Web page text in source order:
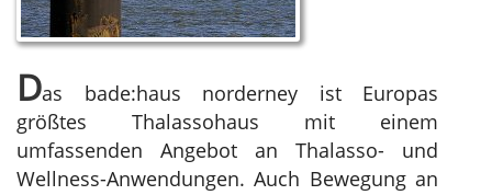
Das bade:haus norderney ist Europas
größtes Thalassohaus mit einem
umfassenden Angebot an Thalasso- und
Wellness-Anwendungen. Auch Bewegung an